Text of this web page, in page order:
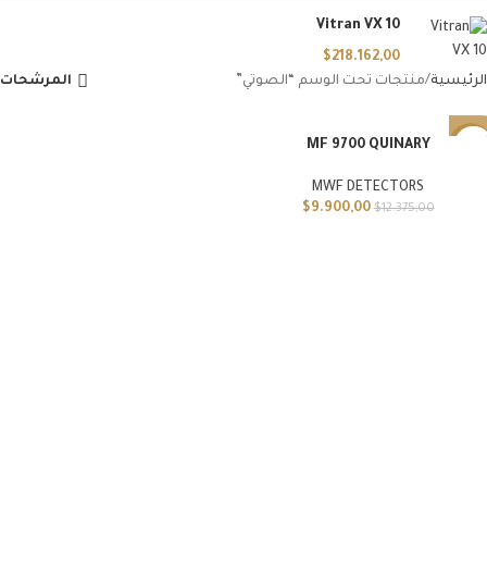
Vitran VX 10
$218.162,00
الرئيسية منتجات تحت الوسم “الصوتي” المرشحات
MF 9700 QUINARY
MWF DETECTORS
$12.375,00
$9.900,00